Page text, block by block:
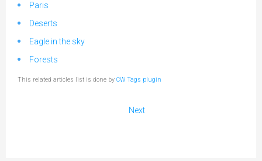
Paris
Deserts
Eagle in the sky
Forests
This related articles list is done by CW Tags plugin
Next